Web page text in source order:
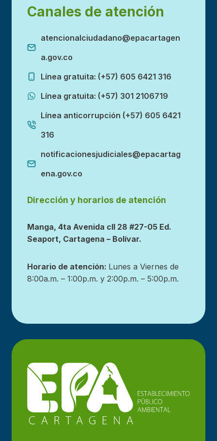
Canales de atención
atencionalciudadano@epacartagen
a.gov.co
Línea gratuita: (+57) 605 6421 316
Línea gratuita: (+57) 301 2106719
Línea anticorrupción (+57) 605 6421
316
notificacionesjudiciales@epacartag
ena.gov.co
Dirección y horarios de atención
Manga, 4ta Avenida cll 28 #27-05 Ed.
Seaport, Cartagena – Bolívar.
Horario de atención: Lunes a Viernes de
8:00a.m. – 1:00p.m. y 2:00p.m. – 5:00p.m.